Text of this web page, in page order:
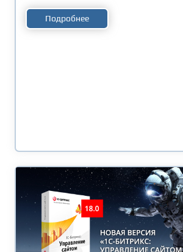
Подробнее